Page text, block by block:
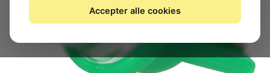
Accepter alle cookies